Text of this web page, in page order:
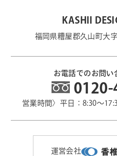
KASHII
福岡県糟屋郡久山町大
お電話でのお問い
0120-
営業時間〉平日：8:30～
運営会社